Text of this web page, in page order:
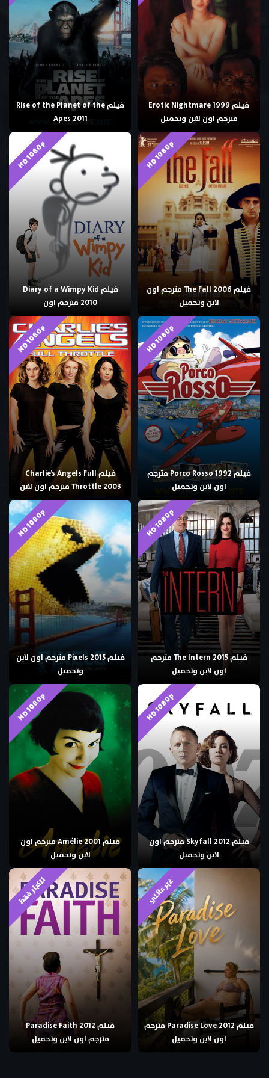
فيلم Erotic Nightmare 1999
مترجم اون لاين وتحميل
فيلم Rise of the Planet of the
Apes 2011
HD 1080p
فيلم The Fall 2006 مترجم اون
لاين وتحميل
HD 1080p
فيلم Diary of a Wimpy Kid
2010 مترجم اون
HD 1080p
فيلم Porco Rosso 1992 مترجم
اون لاين وتحميل
HD 1080p
فيلم Charlie’s Angels Full
Throttle 2003 مترجم اون لاين
HD 1080p
فيلم The Intern 2015 مترجم
اون لاين وتحميل
HD 1080p
فيلم Pixels 2015 مترجم اون لاين
وتحميل
HD 1080p
فيلم Skyfall 2012 مترجم اون
لاين وتحميل
HD 1080p
فيلم Amélie 2001 مترجم اون
لاين وتحميل
غير عائلي
فيلم Paradise Love 2012 مترجم
اون لاين وتحميل
للكبار فقط
فيلم Paradise Faith 2012
مترجم اون لاين وتحميل